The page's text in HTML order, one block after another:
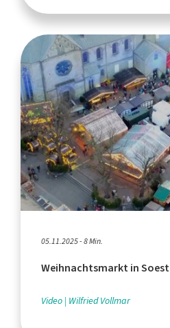
05.11.2025 - 8 Min.
Weihnachtsmarkt in Soest
Video Wilfried Vollmar